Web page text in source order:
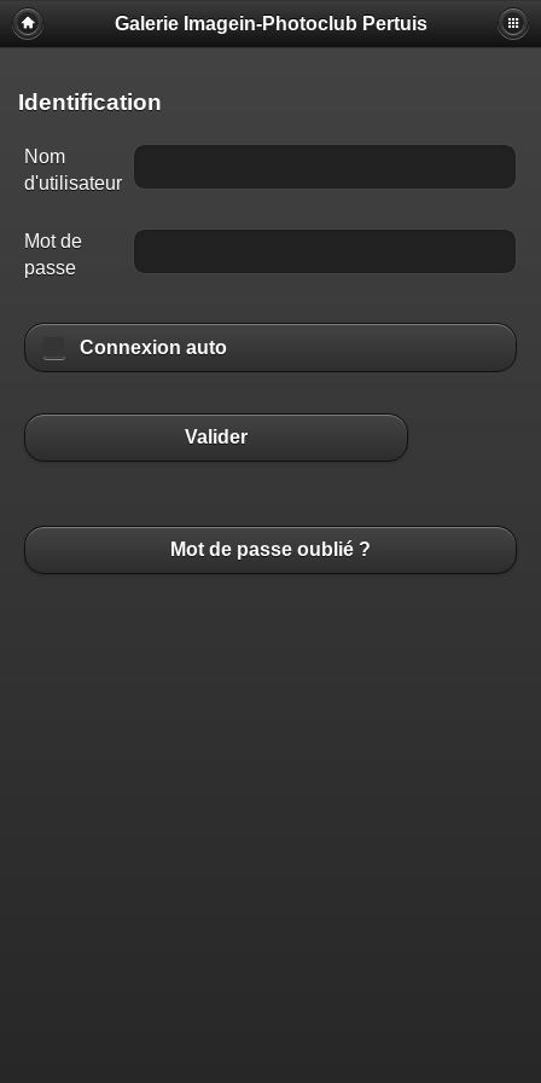
Galerie Imagein-Photoclub Pertuis
Identification
Nom
d'utilisateur
Mot de
passe
Connexion auto
Valider
Mot de passe oublié ?